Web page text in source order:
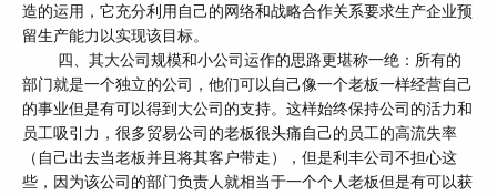
造的运用，它充分利用自己的网络和战略合作关系要求生产企业预
留生产能力以实现该目标。
四、其大公司规模和小公司运作的思路更堪称一绝：所有的
部门就是一个独立的公司，他们可以自己像一个老板一样经营自己
的事业但是有可以得到大公司的支持。这样始终保持公司的活力和
员工吸引力，很多贸易公司的老板很头痛自己的员工的高流失率
（自己出去当老板并且将其客户带走），但是利丰公司不担心这
些，因为该公司的部门负责人就相当于一个个人老板但是有可以获